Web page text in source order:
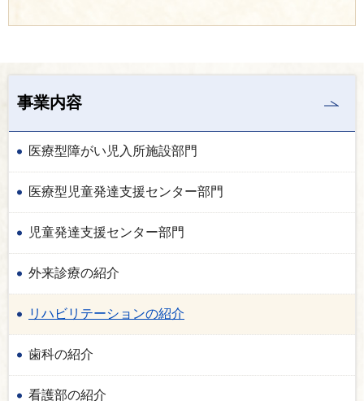
事業内容
医療型障がい児入所施設部門
医療型児童発達支援センター部門
児童発達支援センター部門
外来診療の紹介
リハビリテーションの紹介
歯科の紹介
看護部の紹介